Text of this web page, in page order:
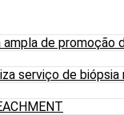
de promoção
serviço de